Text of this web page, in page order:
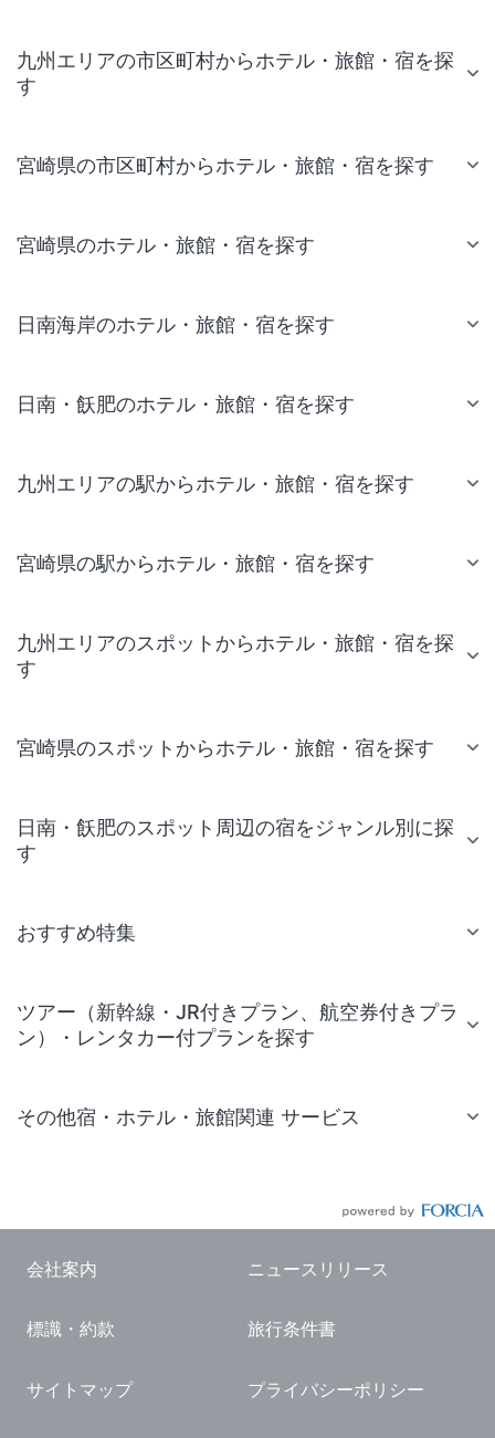
九州エリアの市区町村からホテル・旅館・宿を探
す
宮崎県の市区町村からホテル・旅館・宿を探す
宮崎県のホテル・旅館・宿を探す
日南海岸のホテル・旅館・宿を探す
日南・飫肥のホテル・旅館・宿を探す
九州エリアの駅からホテル・旅館・宿を探す
宮崎県の駅からホテル・旅館・宿を探す
九州エリアのスポットからホテル・旅館・宿を探
す
宮崎県のスポットからホテル・旅館・宿を探す
日南・飫肥のスポット周辺の宿をジャンル別に探
す
おすすめ特集
ツアー（新幹線・JR付きプラン、航空券付きプラ
ン）・レンタカー付プランを探す
その他宿・ホテル・旅館関連 サービス
国内観光ガイド
旅行・観光情報
会社案内 ニュースリリース
標識・約款 旅行条件書
サイトマップ プライバシーポリシー